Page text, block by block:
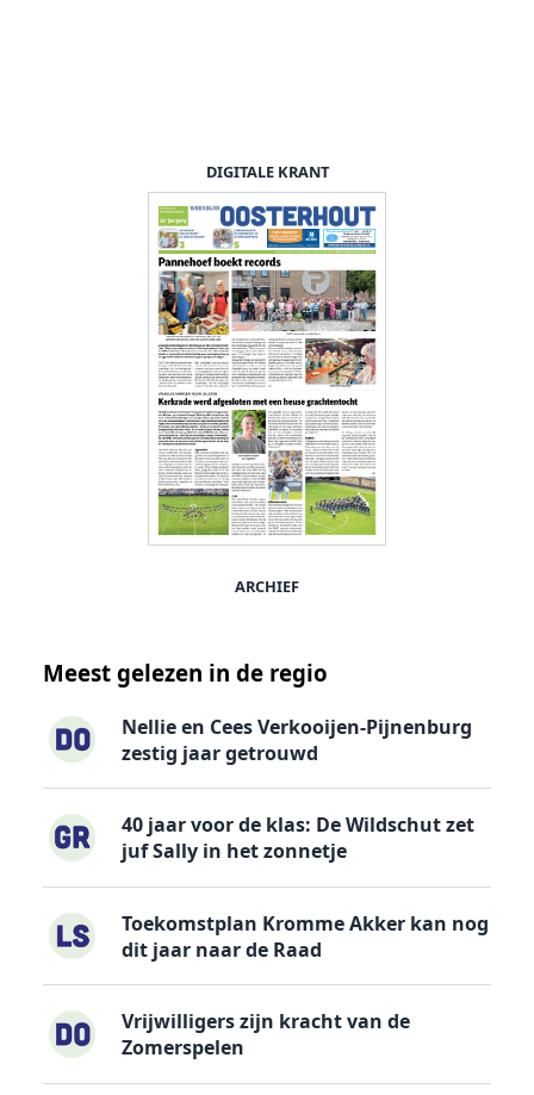
DIGITALE KRANT
ARCHIEF
Meest gelezen in de regio
Nellie en Cees Verkooijen-Pijnenburg
zestig jaar getrouwd
40 jaar voor de klas: De Wildschut zet
juf Sally in het zonnetje
Toekomstplan Kromme Akker kan nog
dit jaar naar de Raad
Vrijwilligers zijn kracht van de
Zomerspelen